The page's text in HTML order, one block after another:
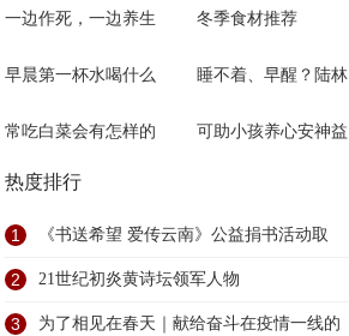
一边作死，一边养生 冬季食材推荐
早晨第一杯水喝什么 睡不着、早醒？陆林
常吃白菜会有怎样的 可助小孩养心安神益
热度排行
1 《书送希望 爱传云南》公益捐书活动取
2 21世纪初炎黄诗坛领军人物
3 为了相见在春天｜献给奋斗在疫情一线的